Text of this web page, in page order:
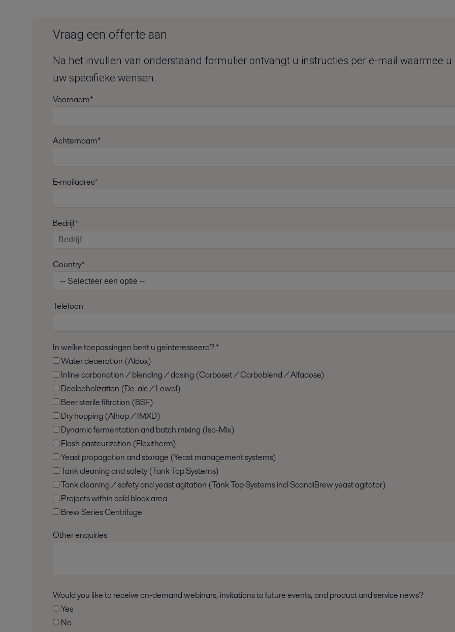
Vraag een offerte aan
Na het invullen van onderstaand formulier ontvangt u instructies per e-mail waarmee
uw specifieke wensen.
Voornaam*
Achternaam*
E-mailadres*
Bedrijf*
Country*
Telefoon
In welke toepassingen bent u geïnteresseerd? *
Water deaeration (Aldox)
Inline carbonation / blending / dosing (Carboset / Carboblend / Alfadose)
Dealcoholization (De-alc / Lowal)
Beer sterile filtration (BSF)
Dry hopping (Alhop / IMXD)
Dynamic fermentation and batch mixing (Iso-Mix)
Flash pasteurization (Flexitherm)
Yeast propagation and storage (Yeast management systems)
Tank cleaning and safety (Tank Top Systems)
Tank cleaning / safety and yeast agitation (Tank Top Systems incl ScandiBrew yeast agitator)
Projects within cold block area
Brew Series Centrifuge
Other enquiries
Would you like to receive on-demand webinars, invitations to future events, and product and service news?
Yes
No